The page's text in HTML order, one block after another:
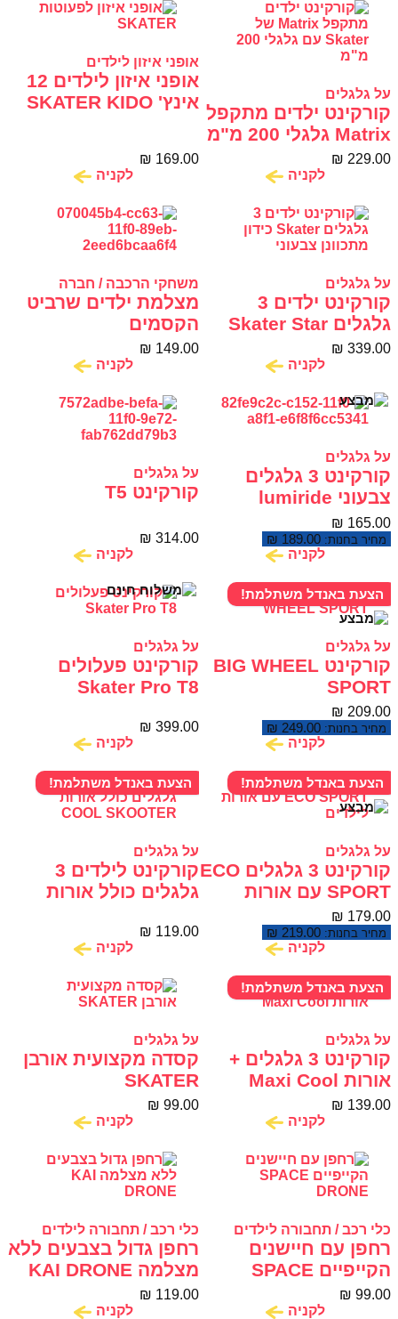
על גלגלים
קורקינט ילדים מתקפל
Matrix גלגלי 200 מ"מ
Skater
₪ 229.00
לקניה
אופני איזון לילדים
אופני איזון לילדים 12
אינץ' SKATER KIDO
₪ 169.00
לקניה
על גלגלים
קורקינט ילדים 3
גלגלים Skater Star
Power Hero
₪ 339.00
לקניה
משחקי הרכבה / חברה
מצלמת ילדים שרביט
הקסמים
₪ 149.00
לקניה
על גלגלים
קורקינט 3 גלגלים
צבעוני lumiride
מחיר בחנות: ₪ 189.00
₪ 165.00
לקניה
על גלגלים
קורקינט T5
₪ 314.00
לקניה
הצעת באנדל משתלמת!
על גלגלים
קורקינט BIG WHEEL
SPORT
מחיר בחנות: ₪ 249.00
₪ 209.00
לקניה
על גלגלים
קורקינט פעלולים
Skater Pro T8
₪ 399.00
לקניה
הצעת באנדל משתלמת!
על גלגלים
קורקינט 3 גלגלים ECO
SPORT עם אורות
לילדים
מחיר בחנות: ₪ 219.00
₪ 179.00
לקניה
הצעת באנדל משתלמת!
על גלגלים
קורקינט לילדים 3
גלגלים כולל אורות
₪ 119.00
לקניה
הצעת באנדל משתלמת!
על גלגלים
קורקינט 3 גלגלים +
אורות Maxi Cool
₪ 139.00
לקניה
על גלגלים
קסדה מקצועית אורבן
SKATER
₪ 99.00
לקניה
כלי רכב / תחבורה לילדים
רחפן עם חיישנים
הקייפיים SPACE
DRONE
₪ 99.00
לקניה
כלי רכב / תחבורה לילדים
רחפן גדול בצבעים ללא
מצלמה KAI DRONE
₪ 119.00
לקניה